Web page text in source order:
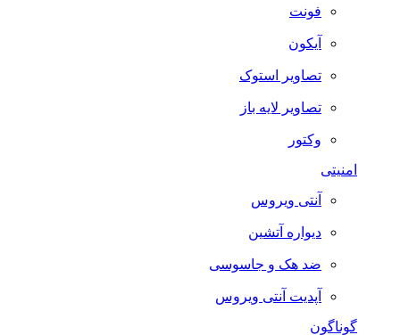
فونت
آیکون
تصاویر استوک
تصاویر لایه باز
وکتور
امنیتی
آنتی ویروس
دیواره آتشین
ضد هک و جاسوسی
آپدیت آنتی ویروس
گوناگون